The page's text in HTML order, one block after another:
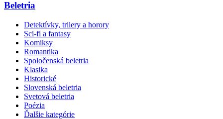
Beletria
Detektívky, trilery a horory
Sci-fi a fantasy
Komiksy
Romantika
Spoločenská beletria
Klasika
Historické
Slovenská beletria
Svetová beletria
Poézia
Ďalšie kategórie